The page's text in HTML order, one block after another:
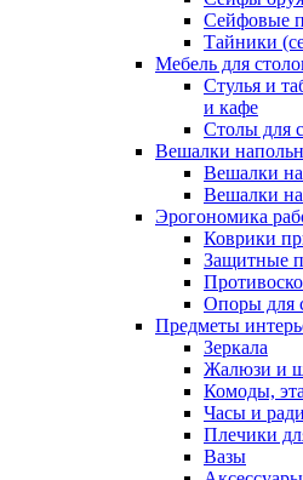
Сейфовые
Тайники
Мебель для
Стулья и
и кафе
Столы для
Вешалки
Вешалки
Вешалки
Эрогономика
Коврики
Защитные
Опоры для
Предметы
Зеркала
Жалюзи и
Комоды,
Часы и
Плечики
Вазы